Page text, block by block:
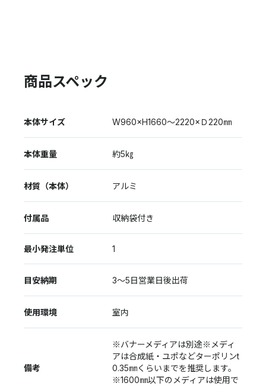
商品スペック
本体サイズ W960×H1660〜2220×Ｄ220㎜
本体重量 約5㎏
材質（本体） アルミ
付属品 収納袋付き
最小発注単位 1
目安納期 3～5日営業日後出荷
使用環境 室内
備考
※バナーメディアは別途※メディ
アは合成紙・ユポなどターポリンt
0.35㎜くらいまでを推奨します。
※1600㎜以下のメディアは使用で